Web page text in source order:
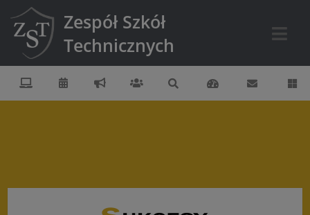
Zespół Szkół
Technicznych